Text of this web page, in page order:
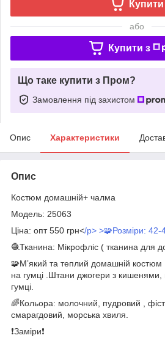
Купити
або
Купити з
Що таке купити з Пром?
Замовлення під захистом
Опис Характеристики
Опис
Костюм домашній+ чалма
Модель: 25063
Ціна: опт 550 грн</p> >🧩Розміри:
🧶Тканина: Мікрофліс ( тканина для
🧩Мʼякий та теплий домашній костюм
на гумці .Штани джогери з кишенями,
гумці.
🌈Кольора: молочний, пудровий ,
смарагдовий, морська хвиля.
❗️Заміри❗️